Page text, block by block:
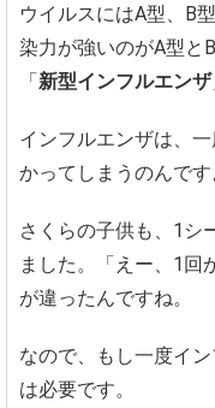
ウイルスにはA型、B
染力が強いのがA型と
「新型インフルエンザ
インフルエンザは、
かってしまうのんです
さくらの子供も、1シ
ました。「えー、1回
が違ったんですね。
なので、もし一度イ
は必要です。